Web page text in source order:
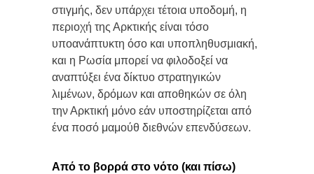
στιγμής, δεν υπάρχει τέτοια υποδομή, η
περιοχή της Αρκτικής είναι τόσο
υποανάπτυκτη όσο και υποπληθυσμιακή,
και η Ρωσία μπορεί να φιλοδοξεί να
αναπτύξει ένα δίκτυο στρατηγικών
λιμένων, δρόμων και αποθηκών σε όλη
την Αρκτική μόνο εάν υποστηρίζεται από
ένα ποσό μαμούθ διεθνών επενδύσεων.
Από το βορρά στο νότο (και πίσω)